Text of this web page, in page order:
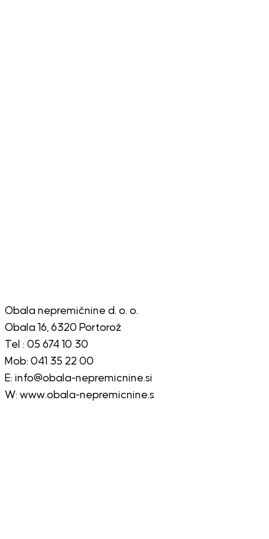
Obala nepremičnine d. o. o.
Obala 16, 6320 Portorož
Tel : 05 674 10 30
Mob: 041 35 22 00
E: info@obala-nepremicnine.si
W: www.obala-nepremicnine.s